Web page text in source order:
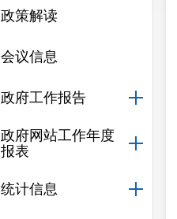
政策解读
会议信息
政府工作报告
政府网站工作年度
报表
统计信息